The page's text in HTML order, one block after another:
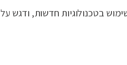
בטכנולוגיות חדשות, ודגש על